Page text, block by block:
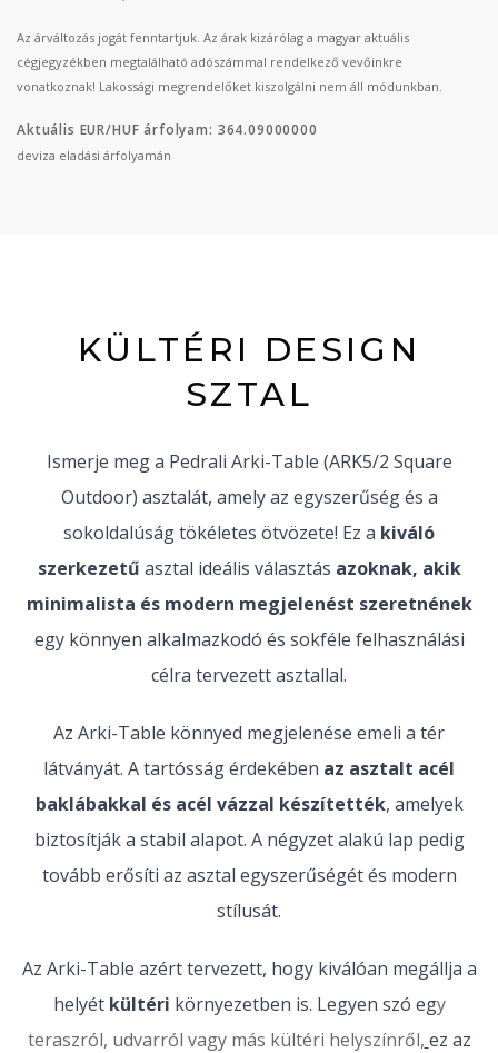
Az árváltozás jogát fenntartjuk. Az árak kizárólag a magyar aktuális
cégjegyzékben megtalálható adószámmal rendelkező vevőinkre
vonatkoznak! Lakossági megrendelőket kiszolgálni nem áll módunkban.
Aktuális EUR/HUF árfolyam: 364.09000000
deviza eladási árfolyamán
KÜLTÉRI DESIGN
SZTAL
Ismerje meg a Pedrali Arki-Table (ARK5/2 Square
Outdoor) asztalát, amely az egyszerűség és a
sokoldalúság tökéletes ötvözete! Ez a kiváló
szerkezetű asztal ideális választás azoknak, akik
minimalista és modern megjelenést szeretnének
egy könnyen alkalmazkodó és sokféle felhasználási
célra tervezett asztallal.
Az Arki-Table könnyed megjelenése emeli a tér
látványát. A tartósság érdekében az asztalt acél
baklábakkal és acél vázzal készítették, amelyek
biztosítják a stabil alapot. A négyzet alakú lap pedig
tovább erősíti az asztal egyszerűségét és modern
stílusát.
Az Arki-Table azért tervezett, hogy kiválóan megállja a
helyétkültéri környezetben is. Legyen szó egy
teraszról, udvarról vagy más kültéri helyszínről, ez az